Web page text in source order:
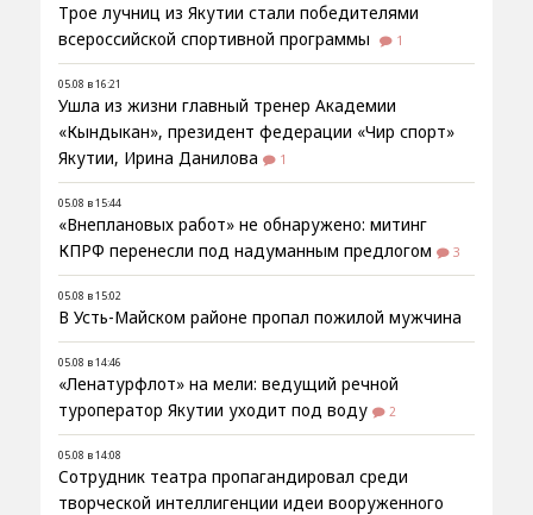
Трое лучниц из Якутии стали победителями
всероссийской спортивной программы
1
05.08 в 16:21
Ушла из жизни главный тренер Академии
«Кындыкан», президент федерации «Чир спорт»
Якутии, Ирина Данилова
1
05.08 в 15:44
«Внеплановых работ» не обнаружено: митинг
КПРФ перенесли под надуманным предлогом
3
05.08 в 15:02
В Усть-Майском районе пропал пожилой мужчина
05.08 в 14:46
«Ленатурфлот» на мели: ведущий речной
туроператор Якутии уходит под воду
2
05.08 в 14:08
Сотрудник театра пропагандировал среди
творческой интеллигенции идеи вооруженного